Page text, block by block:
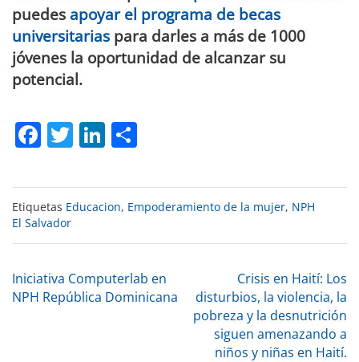
puedes apoyar el programa de becas
universitarias para darles a más de 1000
jóvenes la oportunidad de alcanzar su
potencial.
Facebook
TwitterLinkedIn
Etiquetas Educacion, Empoderamiento de la mujer, NPH
El Salvador
Navegación
Iniciativa Computerlab en
NPH República Dominicana
Crisis en Haití: Los
disturbios, la violencia, la
pobreza y la desnutrición
siguen amenazando a
niños y niñas en Haití.